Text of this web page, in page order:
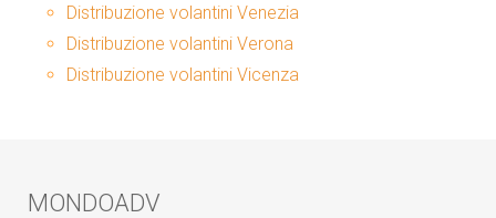
Distribuzione volantini Venezia
Distribuzione volantini Verona
Distribuzione volantini Vicenza
MONDOADV